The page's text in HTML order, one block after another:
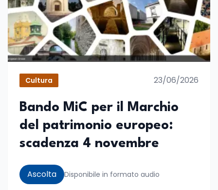
Cultura 23/06/2026
Bando MiC per il Marchio
del patrimonio europeo:
scadenza 4 novembre
Ascolta Disponibile in formato audio